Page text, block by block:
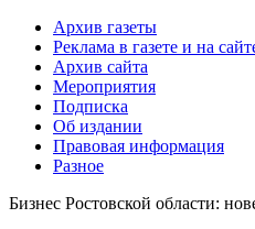
Архив газеты
Реклама в газете и на
Архив сайта
Мероприятия
Подписка
Об издании
Правовая информация
Разное
Бизнес Ростовской области: